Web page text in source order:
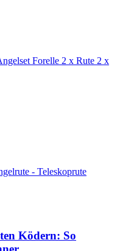
Forelle 2 x Rute 2 x
- Teleskoprute
Ködern: So